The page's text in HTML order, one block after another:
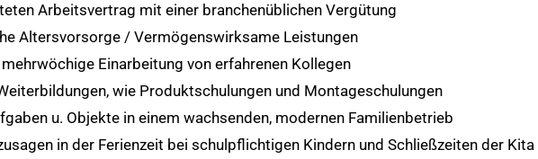
Arbeitsvertrag mit einer branchenüblichen Vergütung
Altersvorsorge / Vermögenswirksame Leistungen
mehrwöchige Einarbeitung von erfahrenen Kollegen
wie Produktschulungen und Montageschulungen
u. Objekte in einem wachsenden, modernen Familienbetrieb
in der Ferienzeit bei schulpflichtigen Kindern und Schließzeiten der Kita